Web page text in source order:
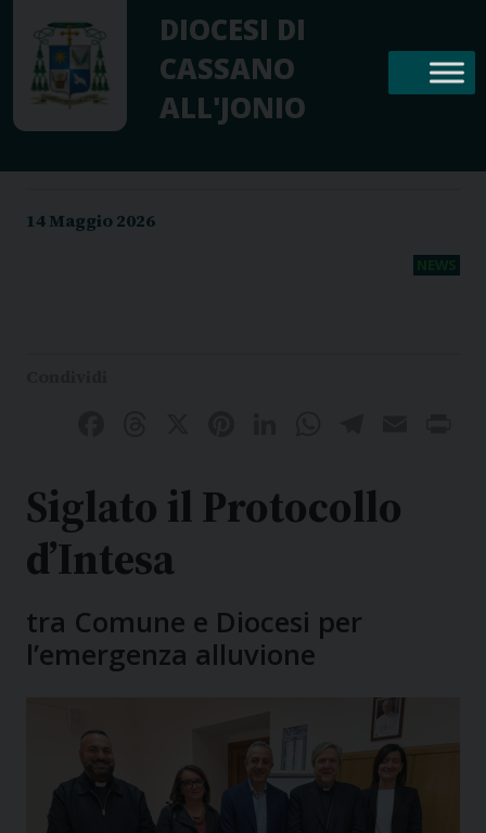
content
DIOCESI DI
CASSANO
ALL'JONIO
14 Maggio 2026
Siglato il Protocollo
d’Intesa
tra Comune e Diocesi per
l’emergenza alluvione